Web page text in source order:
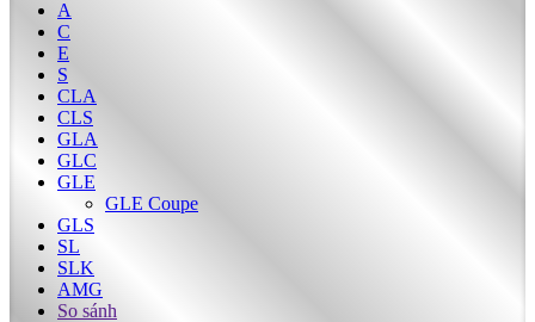
A
C
E
S
CLA
CLS
GLA
GLC
GLE
GLE Coupe
GLS
SL
SLK
AMG
So sánh